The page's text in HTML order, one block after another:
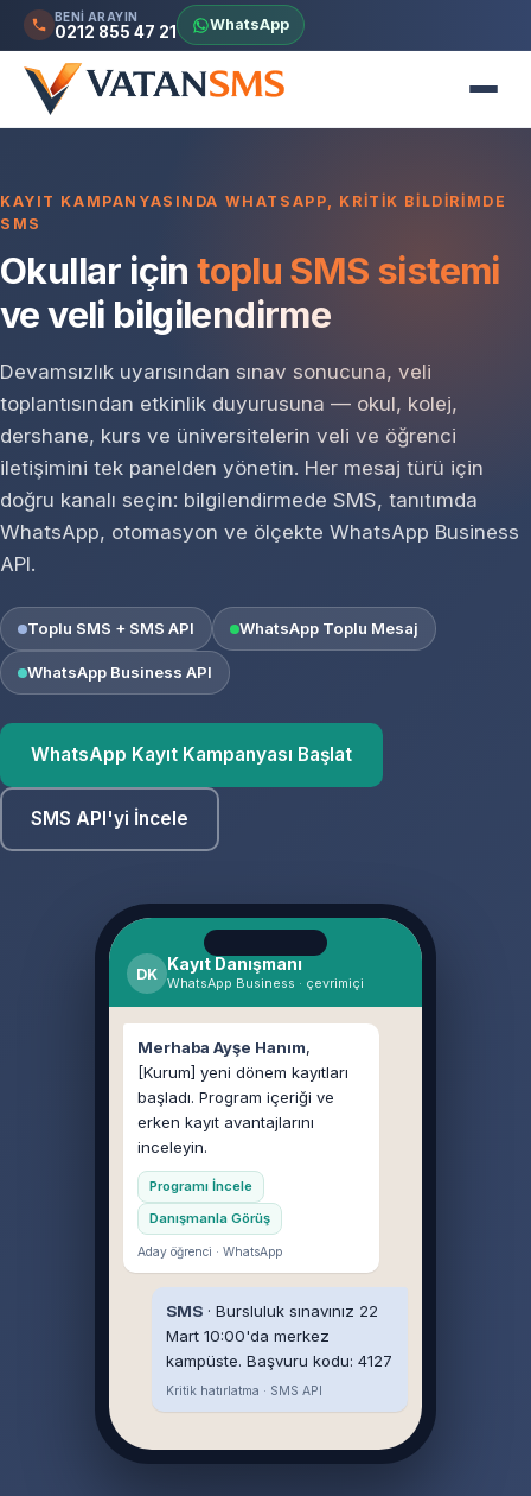
BENI ARAYIN
0212 855 47 21 WhatsApp
KAYIT KAMPANYASINDA WHATSAPP, KRITIK BILDIRIMDE
SMS
Okullar içintoplu SMS sistemi
ve veli bilgilendirme
Devamsızlık uyarısından sınav sonucuna, veli
toplantısından etkinlik duyurusuna — okul, kolej,
dershane, kurs ve üniversitelerin veli ve öğrenci
iletişimini tek panelden yönetin. Her mesaj türü için
doğru kanalı seçin: bilgilendirmede SMS, tanıtımda
WhatsApp, otomasyon ve ölçekte WhatsApp Business
API.
Toplu SMS + SMS API WhatsApp Toplu Mesaj
WhatsApp Business API
WhatsApp Kayıt Kampanyası Başlat
SMS API'yi İncele
DK
Kayıt Danışmanı
WhatsApp Business · çevrimiçi
Merhaba Ayşe Hanım,
[Kurum] yeni dönem kayıtları
başladı. Program içeriği ve
erken kayıt avantajlarını
inceleyin.
Programı İncele
Danışmanla Görüş
Aday öğrenci · WhatsApp
SMS · Bursluluk sınavınız 22
Mart 10:00'da merkez
kampüste. Başvuru kodu: 4127
Kritik hatırlatma · SMS API